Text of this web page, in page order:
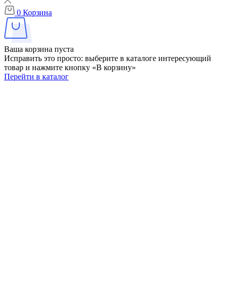
0 Корзина
Ваша корзина пуста
Исправить это просто: выберите в каталоге интересующий
товар и нажмите кнопку «В корзину»
Перейти в каталог